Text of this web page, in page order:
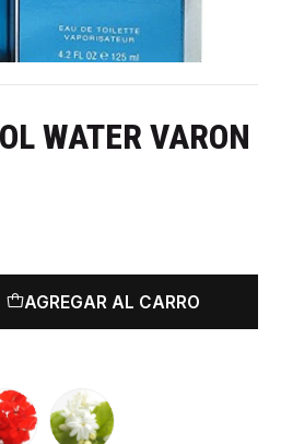
WATER VARON
AGREGAR AL CARRO